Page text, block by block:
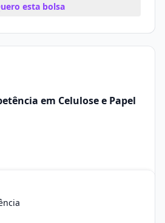
esta bolsa
em Celulose e Papel